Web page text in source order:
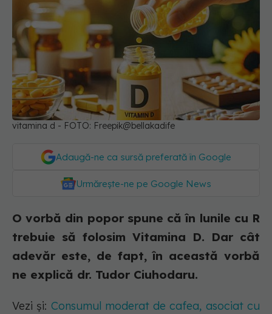
vitamina d - FOTO: Freepik@bellakadife
Adaugă-ne ca sursă preferată în Google
Urmărește-ne pe Google News
O vorbă din popor spune că în lunile cu R
trebuie să folosim Vitamina D. Dar cât
adevăr este, de fapt, în această vorbă
ne explică dr. Tudor Ciuhodaru.
Vezi și: Consumul moderat de cafea, asociat cu